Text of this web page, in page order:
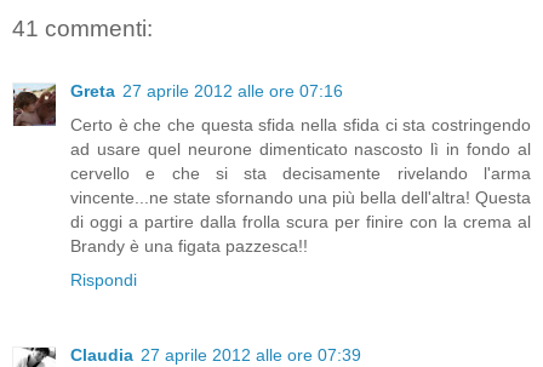
41 commenti:
Greta 27 aprile 2012 alle ore 07:16
Certo è che che questa sfida nella sfida ci sta costringendo
ad usare quel neurone dimenticato nascosto lì in fondo al
cervello e che si sta decisamente rivelando l'arma
vincente...ne state sfornando una più bella dell'altra! Questa
di oggi a partire dalla frolla scura per finire con la crema al
Brandy è una figata pazzesca!!
Rispondi
Claudia 27 aprile 2012 alle ore 07:39